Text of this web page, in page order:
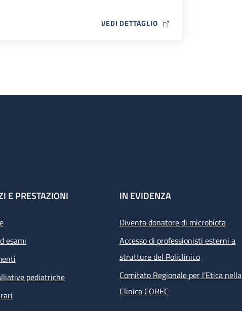
VEDI DETTAGLIOMAP ICON
E PRESTAZIONI
esami
pediatriche
IN EVIDENZA
Diventa donatore di microbiota
Accesso di professionisti esterni a
strutture del Policlinico
Comitato Regionale per l’Etica nella
Clinica COREC